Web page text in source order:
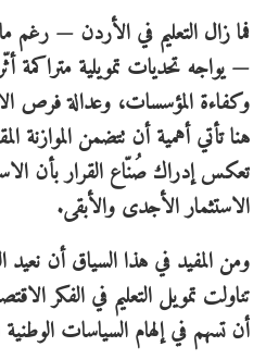
فما زال التعليم في الأردن —
— يواجه تحديات تمويلية متراكمة
وكفاءة المؤسسات، وعدالة فرص
هنا تأتي أهمية أن تتضمن الموازنة
تعكس إدراك صُنّاع القرار بأن
الاستثمار الأجدى والأبقى.
ومن المفيد في هذا السياق أن نعيد
تناولت تمويل التعليم في الفكر
أن تسهم في إلهام السياسات الوطنية